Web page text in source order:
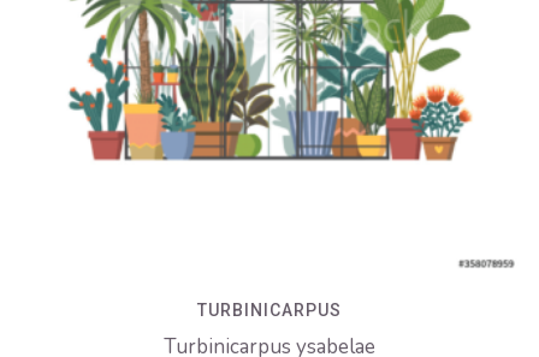
TURBINICARPUS
Turbinicarpus ysabelae